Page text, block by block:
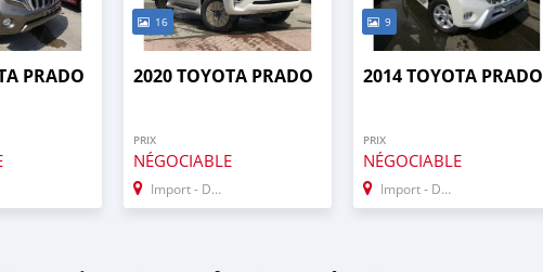
PRADO
16
2020 TOYOTA PRADO
PRIX
NÉGOCIABLE
Import - Dubai
9
2014 TOYOTA PRADO
PRIX
NÉGOCIABLE
Import - Dubai